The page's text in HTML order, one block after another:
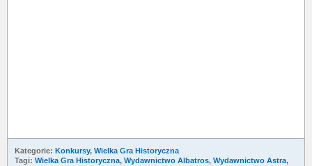
Kategorie: Konkursy, Wielka Gra Historyczna
Tagi: Wielka Gra Historyczna, Wydawnictwo Albatros, Wydawnictwo Astra,